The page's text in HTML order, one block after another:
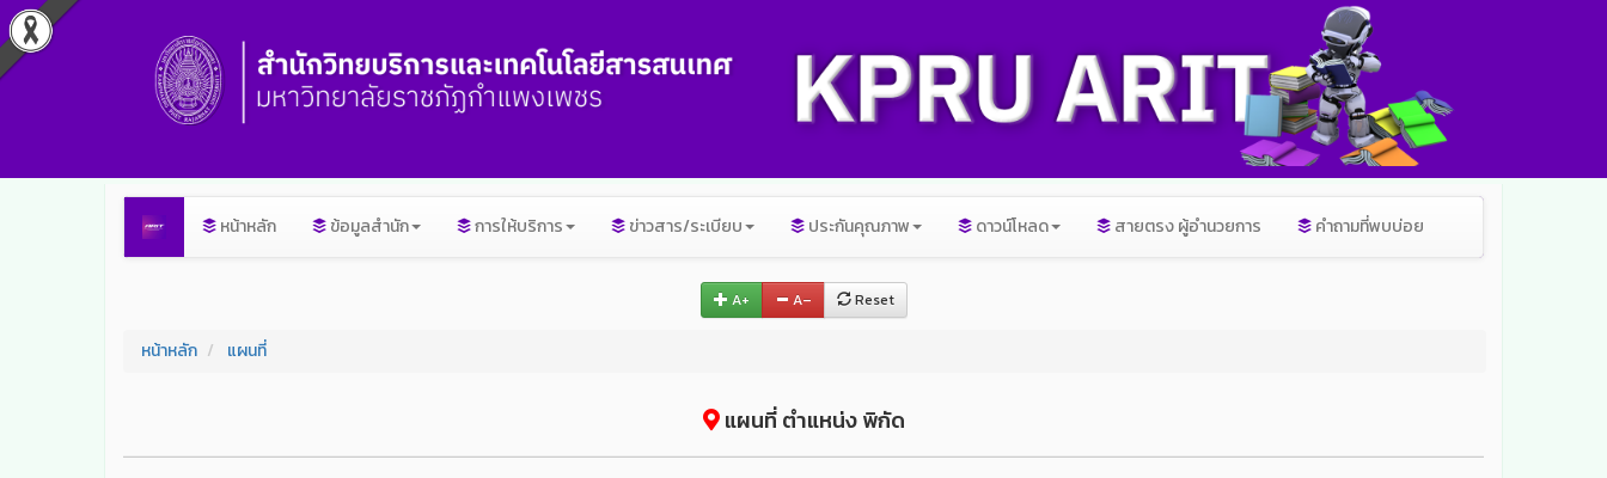
หน้าหลัก ข้อมูลสำนัก การให้บริการ ข่าวสาร/ระเบียบ ประกันคุณภาพ ดาวน์โหลด สายตรง ผู้อำนวยการ คำถามที่พบบ่อย
A+ A– Reset
หน้าหลัก แผนที่
แผนที่ ตำแหน่ง พิกัด